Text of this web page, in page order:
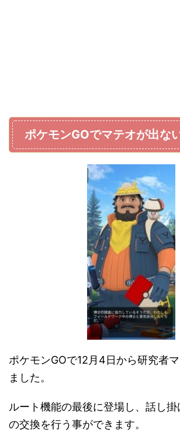
ポケモンGOでマテオが出な
ポケモンGOで12月4日から研究者
ました。
ルート機能の最後に登場し、話し掛
の交換を行う事ができます。